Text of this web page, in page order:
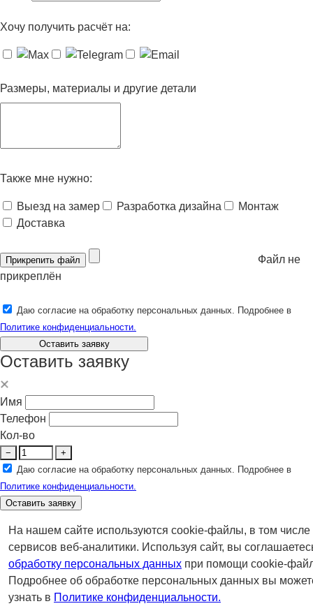
Хочу получить расчёт на:
Размеры, материалы и другие детали
Также мне нужно:
Выезд на замер Разработка дизайна
Монтаж
Доставка
Прикрепить файл
Файл не
прикреплён
Даю согласие на обработку персональных данных. Подробнее в
Политике конфиденциальности.
Оставить заявку
Оставить заявку
Имя
Телефон
Кол-во
−
+
Даю согласие на обработку персональных данных. Подробнее в
Политике конфиденциальности.
Оставить заявку
На нашем сайте используются cookie-файлы, в том числе
сервисов веб-аналитики. Используя сайт, вы
обработку персональных данных при помощи cookie-
Подробнее об обработке персональных данных вы
узнать в Политике конфиденциальности.